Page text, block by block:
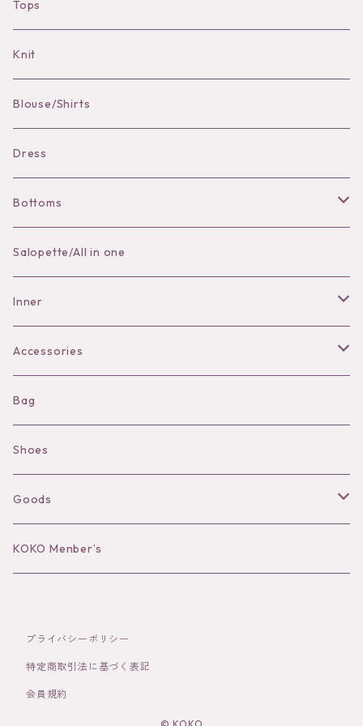
Bracelet
brooch
Tops
Knit
Blouse/Shirts
Dress
Bottoms
Skirt
Pants
Salopette/All in one
Inner
Bra
Shorts
Camisole
Long sleeve
Accessories
Necklace
Pierce/Earring
Ear Cuff
Bracelet／Bangle
Brooch
Hair Accessories
Bag
Shoes
Goods
Hat
Socks
KOKO Menber’s
プライバシーポリシー
特定商取引法に基づく表記
会員規約